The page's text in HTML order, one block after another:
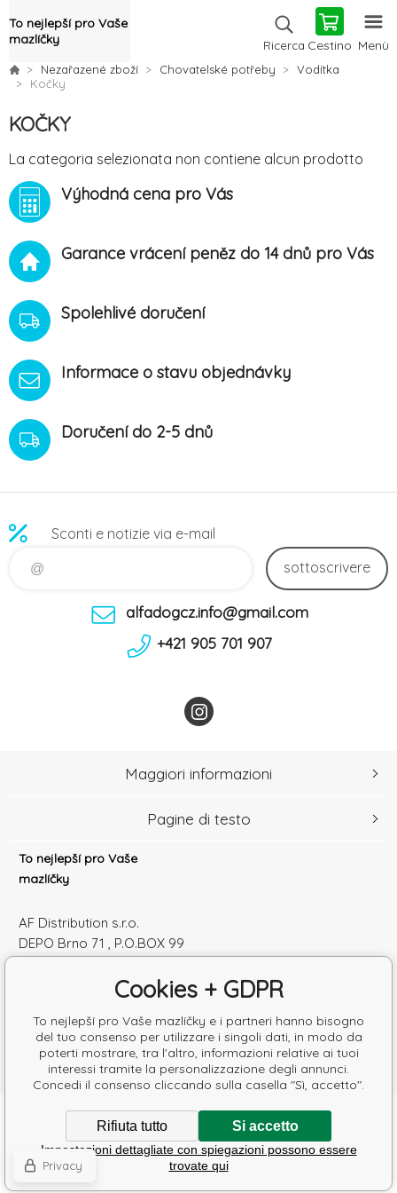
To nejlepší pro Vaše
mazlíčky
Ricerca Cestino Menù
Nezařazené zboží Chovatelské potřeby
Vodítka
Kočky
KOČKY
La categoria selezionata non contiene alcun prodotto
Výhodná cena pro Vás
Garance vrácení peněz do 14 dnů pro Vás
Spolehlivé doručení
Informace o stavu objednávky
Doručení do 2-5 dnů
Sconti e notizie via e-mail
sottoscrivere
alfadogcz.info@gmail.com
+421 905 701 907
To nejlepší pro Vaše
mazlíčky
AF Distribution s.r.o.
DEPO Brno 71 , P.O.BOX 99
Česká republika
Partita IVA: SK2120864328
Maggiori informazioni
Pagine di testo
Copyright © 2026 AF Distribution s.r.o.
Tutti i diritti riservati.
Ecommerce solutions BINARGON.cz
Poradíme s výběrem krmiva
Cookies + GDPR
To nejlepší pro Vaše mazlíčky e i partneri hanno bisogno
del tuo consenso per utilizzare i singoli dati, in modo da
poterti mostrare, tra l'altro, informazioni relative ai tuoi
interessi tramite la personalizzazione degli annunci.
Concedi il consenso cliccando sulla casella "Sì, accetto".
Rifiuta tutto Si accetto
Impostazioni dettagliate con spiegazioni possono essere
trovate qui
Privacy